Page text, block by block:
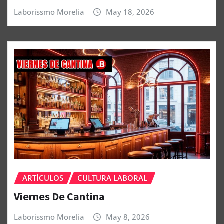
Laborissmo Morelia May 18, 2026
ARTÍCULOS CULTURA LABORAL
Viernes De Cantina
Laborissmo Morelia May 8, 2026